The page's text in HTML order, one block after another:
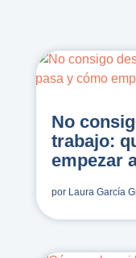
No
trabajo:
empezar
por Laura García